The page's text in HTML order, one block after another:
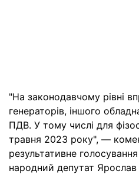
"На законодавчому рівні
генераторів, іншого
ПДВ. У тому числі для
травня 2023 року", —
результативне
народний депутат